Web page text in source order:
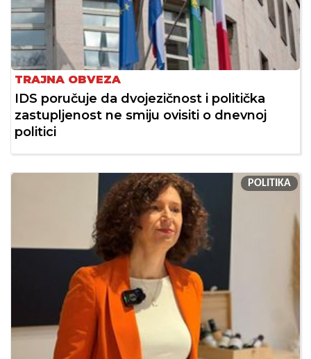
TRAJNA OBVEZA
IDS poručuje da dvojezičnost i politička
zastupljenost ne smiju ovisiti o dnevnoj
politici
POLITIKA